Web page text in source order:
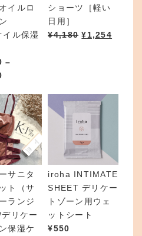
イルロ
イル保湿
–
価
帯
:
¥
1
,
–
ショーツ［軽い
日用］
¥4,180 ¥1,254
サニタ
ト（サ
ランジ
リケー
保湿ケ
iroha INTIMATE
SHEET デリケー
トゾーン用ウェ
ットシート
¥550